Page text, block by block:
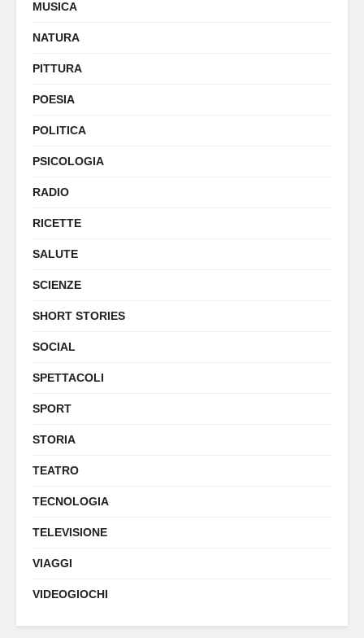
MUSICA
NATURA
PITTURA
POESIA
POLITICA
PSICOLOGIA
RADIO
RICETTE
SALUTE
SCIENZE
SHORT STORIES
SOCIAL
SPETTACOLI
SPORT
STORIA
TEATRO
TECNOLOGIA
TELEVISIONE
VIAGGI
VIDEOGIOCHI